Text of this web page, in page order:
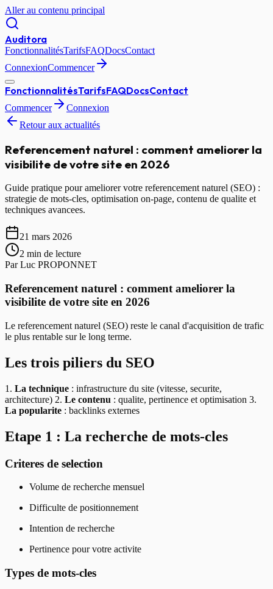
Aller au contenu principal
Auditora
FonctionnalitésTarifsFAQDocsContact
ConnexionCommencer
FonctionnalitésTarifsFAQDocsContact
Commencer
Connexion
Retour aux actualités
Referencement naturel : comment ameliorer la
visibilite de votre site en 2026
Guide pratique pour ameliorer votre referencement naturel (SEO) :
strategie de mots-cles, optimisation on-page, contenu de qualite et
techniques avancees.
21 mars 2026
2 min de lecture
ParLuc PROPONNET
Referencement naturel : comment ameliorer la
visibilite de votre site en 2026
Le referencement naturel (SEO) reste le canal d'acquisition de trafic
le plus rentable sur le long terme.
Les trois piliers du SEO
1. La technique : infrastructure du site (vitesse, securite,
architecture) 2. Le contenu : qualite, pertinence et optimisation 3.
La popularite : backlinks externes
Etape 1 : La recherche de mots-cles
Criteres de selection
Volume de recherche mensuel
Difficulte de positionnement
Intention de recherche
Pertinence pour votre activite
Types de mots-cles